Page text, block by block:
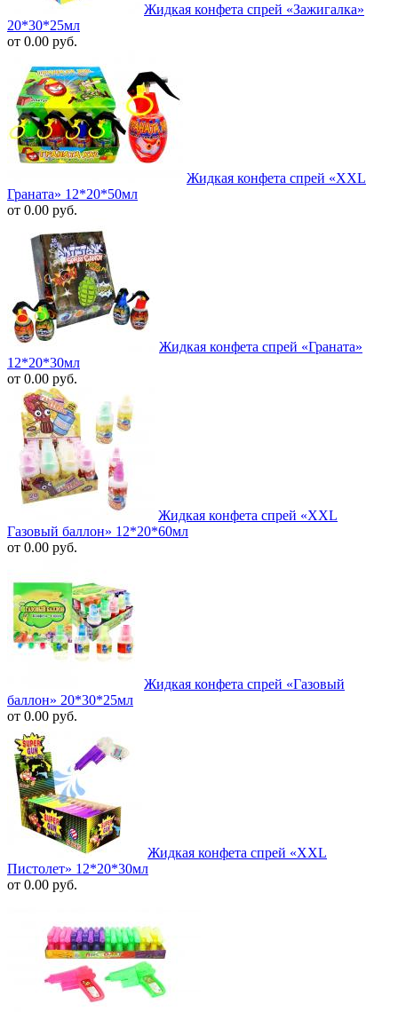
Жидкая конфета спрей «Зажигалка»
20*30*25мл
от 0.00 руб.
Жидкая конфета спрей «XXL
Граната» 12*20*50мл
от 0.00 руб.
Жидкая конфета спрей «Граната»
12*20*30мл
от 0.00 руб.
Жидкая конфета спрей «XXL
Газовый баллон» 12*20*60мл
от 0.00 руб.
Жидкая конфета спрей «Газовый
баллон» 20*30*25мл
от 0.00 руб.
Жидкая конфета спрей «XXL
Пистолет» 12*20*30мл
от 0.00 руб.